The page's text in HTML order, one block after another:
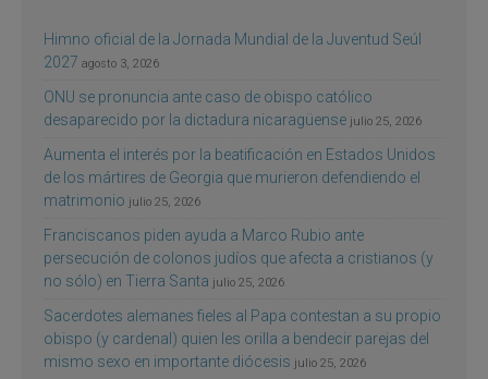
Himno oficial de la Jornada Mundial de la Juventud Seúl
2027 agosto 3, 2026
ONU se pronuncia ante caso de obispo católico
desaparecido por la dictadura nicaragüense julio 25, 2026
Aumenta el interés por la beatificación en Estados Unidos
de los mártires de Georgia que murieron defendiendo el
matrimonio julio 25, 2026
Franciscanos piden ayuda a Marco Rubio ante
persecución de colonos judíos que afecta a cristianos (y
no sólo) en Tierra Santa julio 25, 2026
Sacerdotes alemanes fieles al Papa contestan a su propio
obispo (y cardenal) quien les orilla a bendecir parejas del
mismo sexo en importante diócesis julio 25, 2026